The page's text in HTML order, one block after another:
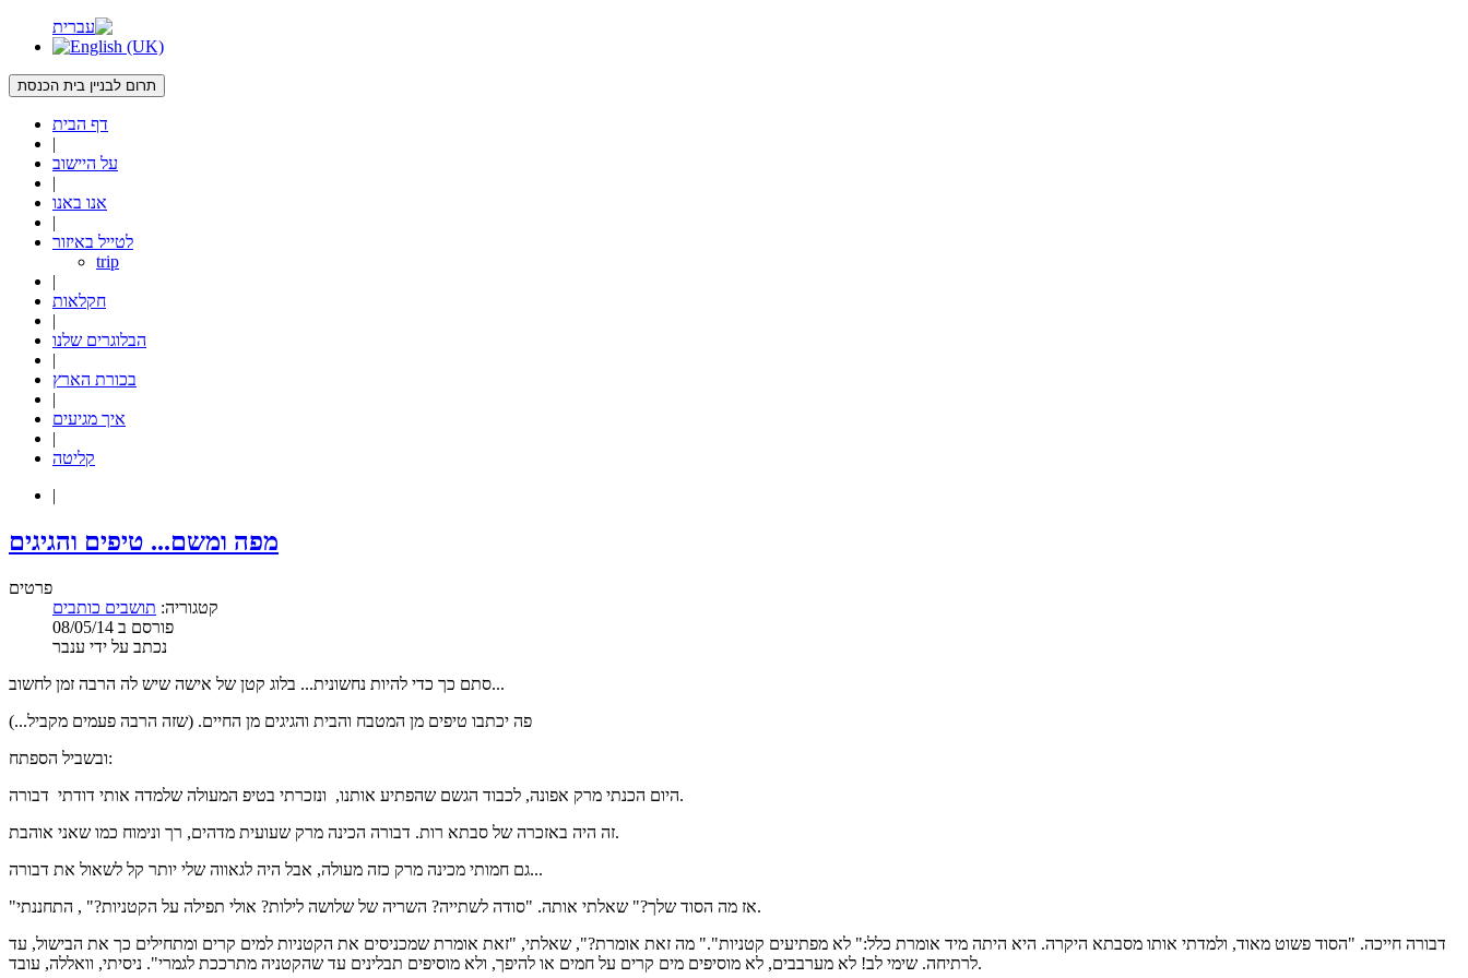
תרום לבניין בית הכנסת
דף הבית
|
על היישוב
|
אנו באנו
|
לטייל באיזור
trip
|
חקלאות
|
הבלוגרים שלנו
|
בכורת הארץ
|
איך מגיעים
|
קליטה
|
מפה ומשם... טיפים והגיגים
פרטים
קטגוריה: תושבים כותבים
פורסם ב 08/05/14
נכתב על ידי ענבר
סתם כך כדי להיות נחשונית... בלוג קטן של אישה שיש לה הרבה זמן לחשוב...
פה יכתבו טיפים מן המטבח והבית והגיגים מן החיים. (שזה הרבה פעמים מקביל...)
ובשביל הספתח:
היום הכנתי מרק אפונה, לכבוד הגשם שהפתיע אותנו, ונזכרתי בטיפ המעולה שלמדה אותי דודתי דבורה.
זה היה באזכרה של סבתא רות. דבורה הכינה מרק שעועית מדהים, רך ונימוח כמו שאני אוהבת.
גם חמותי מכינה מרק כזה מעולה, אבל היה לגאווה שלי יותר קל לשאול את דבורה...
"אז מה הסוד שלך?" שאלתי אותה. "סודה לשתייה? השריה של שלושה לילות? אולי תפילה על הקטניות?" , התחננתי.
דבורה חייכה. "הסוד פשוט מאוד, ולמדתי אותו מסבתא היקרה. היא היתה מיד אומרת כלל:" לא מפתיעים קטניות"." מה זאת אומרת?", שאלתי, "זאת אומרת שמכניסים את הקטניות למים קרים ומתחילים כך את הבישול, עד
לרתיחה. שימי לב! לא מערבבים, לא מוסיפים מים קרים על חמים או להיפך, ולא מוסיפים תבלינים עד שהקטניה מתרככת לגמרי". ניסיתי, וואללה, עובד.